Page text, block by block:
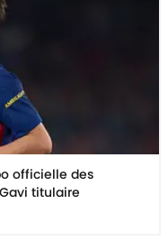
officielle des
titulaire